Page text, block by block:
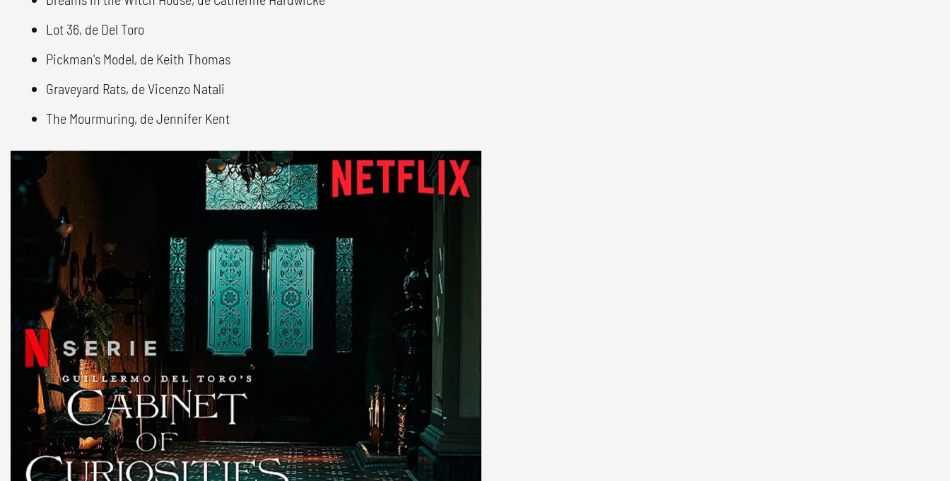
Lot 36, de Del Toro
Pickman's Model, de Keith Thomas
Graveyard Rats, de Vicenzo Natali
The Mourmuring, de Jennifer Kent